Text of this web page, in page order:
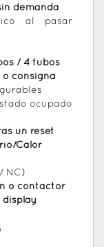
demanda
al pasar
/ 4 tubos
consigna
ocupado
un reset
Calor
NC)
o contactor
display